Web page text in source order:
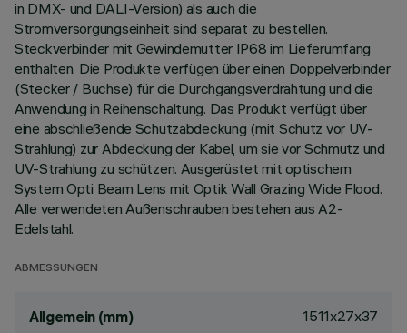
in DMX- und DALI-Version) als auch die
Stromversorgungseinheit sind separat zu bestellen.
Steckverbinder mit Gewindemutter IP68 im Lieferumfang
enthalten. Die Produkte verfügen über einen Doppelverbinder
(Stecker / Buchse) für die Durchgangsverdrahtung und die
Anwendung in Reihenschaltung. Das Produkt verfügt über
eine abschließende Schutzabdeckung (mit Schutz vor UV-
Strahlung) zur Abdeckung der Kabel, um sie vor Schmutz und
UV-Strahlung zu schützen. Ausgerüstet mit optischem
System Opti Beam Lens mit Optik Wall Grazing Wide Flood.
Alle verwendeten Außenschrauben bestehen aus A2-
Edelstahl.
ABMESSUNGEN
Allgemein (mm) 1511x27x37